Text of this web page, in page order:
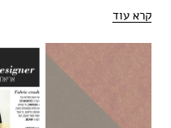
קרא עוד